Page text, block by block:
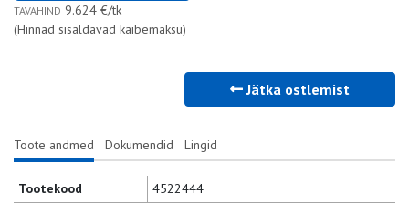
TAVAHIND 9.624 €/tk
(Hinnad sisaldavad käibemaksu)
Jätka ostlemist
Toote andmed Dokumendid Lingid
Tootekood
4522444